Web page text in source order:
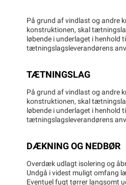
På grund af vindlast og andre
konstruktionen, skal
løbende i underlaget i henhold til
tætningslagsleverandørens
TÆTNINGSLAG
På grund af vindlast og andre
konstruktionen, skal
løbende i underlaget i henhold til
tætningslagsleverandørens
DÆKNING OG NEDBØR
Overdæk udlagt isolering og
Undgå i videst muligt omfang
Eventuel fugt tørrer langsomt